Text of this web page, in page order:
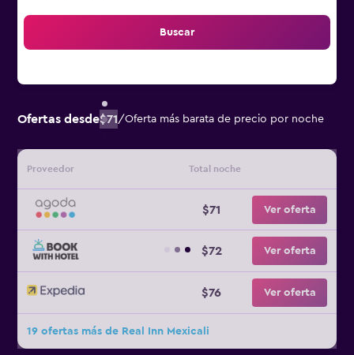
Buscar
Ofertas desde$71/Oferta más barata de precio por noche
Proveedor Total noche
$71 Ver oferta
$72 Ver oferta
$76 Ver oferta
19 ofertas más de Real Inn Mexicali